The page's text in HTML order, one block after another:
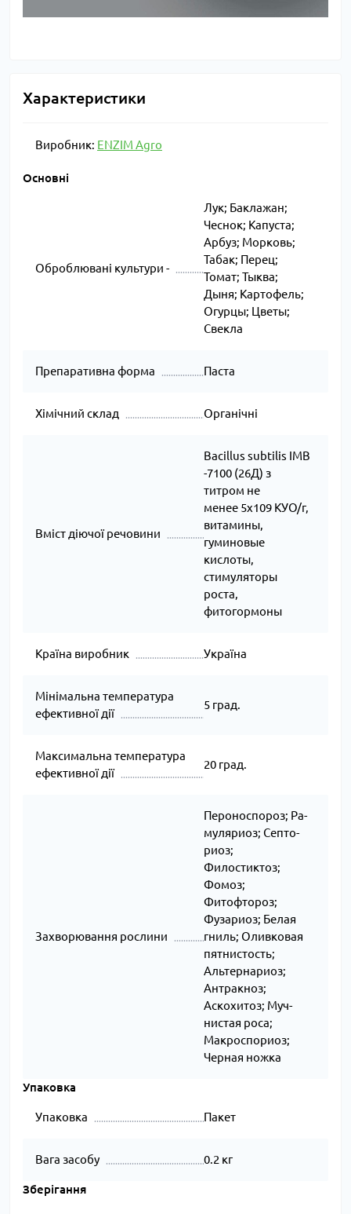
Характеристики
Виробник: ENZIM Agro
Основні
Оброблювані культури -
Лук; Баклажан;
Чеснок; Капуста;
Арбуз; Морковь;
Табак; Перец;
Томат; Тыква;
Дыня; Картофель;
Огурцы; Цветы;
Свекла
Препаративна форма Паста
Хімічний склад Органічні
Вміст діючої речовини
Bacillus subtilis IMB
-7100 (26Д) з
титром не
менее 5х109 КУО/г,
витамины,
гуминовые
кислоты,
стимуляторы
роста,
фитогормоны
Країна виробник Україна
Мінімальна температура
ефективної дії
5 град.
Максимальна температура
ефективної дії
20 град.
Захворювання рослини
Пероноспороз; Ра­
му­ля­ри­оз; Сеп­то­
ри­оз;
Филостиктоз;
Фомоз;
Фитофтороз;
Фузариоз; Белая
гниль; Оливковая
пятнистость;
Альтернариоз;
Антракноз;
Аскохитоз; Муч­
нис­тая ро­са;
Макроспориоз;
Черная ножка
Упаковка
Упаковка Пакет
Вага засобу 0.2 кг
Зберігання